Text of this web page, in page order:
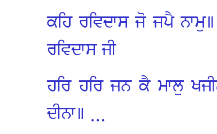
ਕਹਿ ਰਵਿਦਾਸ ਜੋ ਜਪੈ
ਰਵਿਦਾਸ ਜੀ
ਹਰਿ ਹਰਿ ਜਨ ਕੈ ਮਾਲੁ
ਦੀਨਾ॥ …